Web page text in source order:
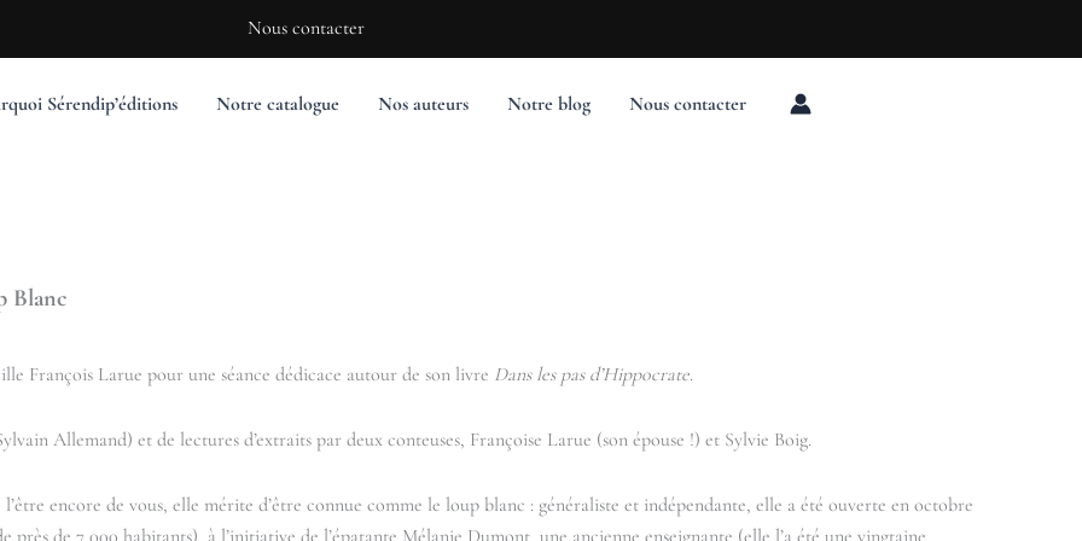
RechercherNous contacter
Sérendip’éditions Notre catalogue Nos auteurs Notre blog Nous contacter
Blanc
François Larue pour une séance dédicace autour de son livre Dans les pas d’Hippocrate.
Allemand) et de lectures d’extraits par deux conteuses, Françoise Larue (son épouse !) et Sylvie Boig.
encore de vous, elle mérite d’être connue comme le loup blanc : généraliste et indépendante, elle a été ouverte en octobre
près de 7 000 habitants), à l’initiative de l’épatante Mélanie Dumont, une ancienne enseignante (elle l’a été une vingtaine